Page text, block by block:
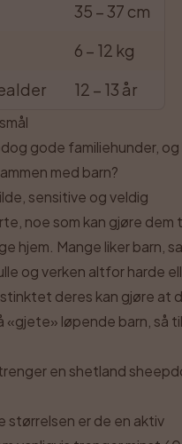
35 – 37 cm
6 – 12 kg
12 – 13 år
gode familiehunder, og
med barn?
sensitive og veldig
noe som kan gjøre dem
hjem. Mange liker barn,
og verken altfor harde
deres kan gjøre at
«gjete» løpende barn, så
en shetland
størrelsen er de en aktiv